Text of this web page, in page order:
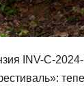
INV-C-